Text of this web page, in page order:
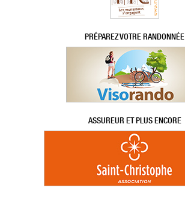
PRÉPAREZ VOTRE RANDONNÉE
ASSUREUR ET PLUS ENCORE